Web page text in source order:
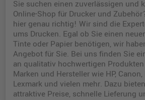
Sie suchen einen zuverlässigen und
Online-Shop für Drucker und
hier genau richtig! Wir sind die
ums Drucken. Egal ob Sie einen
Tinte oder Papier benötigen, wir
Angebot für Sie. Bei uns finden Sie
an qualitativ hochwertigen
Marken und Hersteller wie HP,
Lexmark und vielen mehr. Dazu
attraktive Preise, schnelle Lieferung